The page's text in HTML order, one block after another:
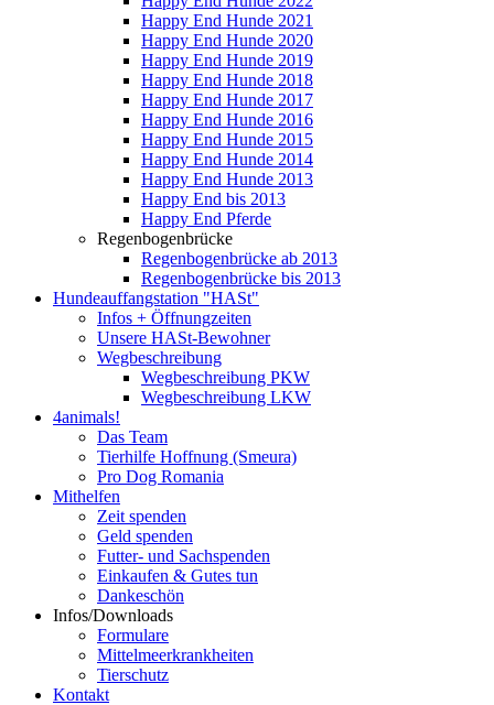
Happy End Hunde 2021
Happy End Hunde 2020
Happy End Hunde 2019
Happy End Hunde 2018
Happy End Hunde 2017
Happy End Hunde 2016
Happy End Hunde 2015
Happy End Hunde 2014
Happy End Hunde 2013
Happy End bis 2013
Happy End Pferde
Regenbogenbrücke
Regenbogenbrücke ab 2013
Regenbogenbrücke bis 2013
Hundeauffangstation "HASt"
Infos + Öffnungzeiten
Unsere HASt-Bewohner
Wegbeschreibung
Wegbeschreibung PKW
Wegbeschreibung LKW
4animals!
Das Team
Tierhilfe Hoffnung (Smeura)
Pro Dog Romania
Mithelfen
Zeit spenden
Geld spenden
Futter- und Sachspenden
Einkaufen & Gutes tun
Dankeschön
Infos/Downloads
Formulare
Mittelmeerkrankheiten
Tierschutz
Kontakt